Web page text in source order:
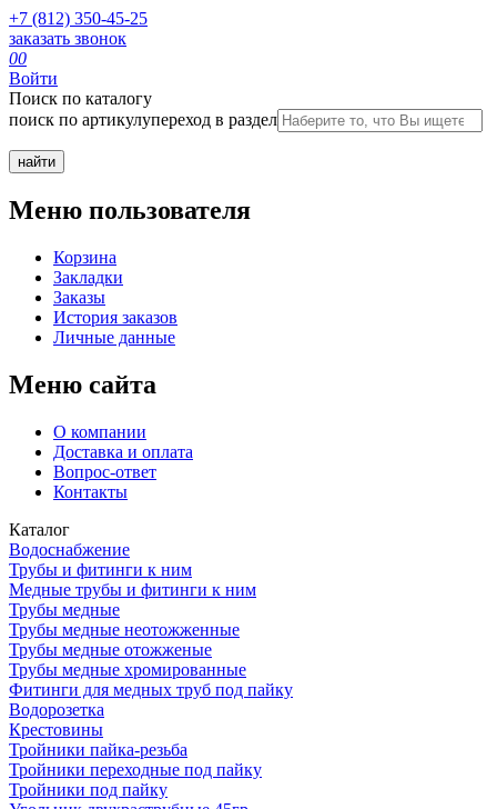
+7 (812) 350-45-25
заказать звонок
00
Войти
Поиск по каталогу
поиск по артикулупереход в раздел
Меню пользователя
Корзина
Закладки
Заказы
История заказов
Личные данные
Меню сайта
О компании
Доставка и оплата
Вопрос-ответ
Контакты
Каталог
Водоснабжение
Трубы и фитинги к ним
Медные трубы и фитинги к ним
Трубы медные
Трубы медные неотожженные
Трубы медные отожженые
Трубы медные хромированные
Фитинги для медных труб под пайку
Водорозетка
Крестовины
Тройники пайка-резьба
Тройники переходные под пайку
Тройники под пайку